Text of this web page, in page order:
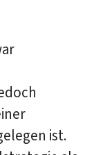
ist.